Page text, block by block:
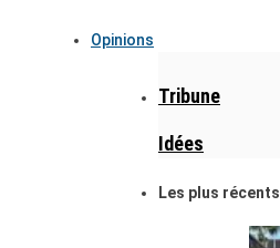
Opinions
Tribune
Idées
Les plus récents